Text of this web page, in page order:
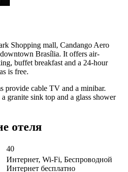
Shopping mall, Candango Aero
Brasília. It offers air-
buffet breakfast and a 24-hour
is free.
provide cable TV and a minibar.
granite sink top and a glass shower
отеля
40
Интернет, Wi-Fi, Беспроводной
Интернет бесплатно